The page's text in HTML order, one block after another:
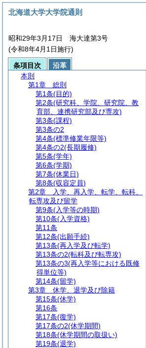
北海道大学大学院通則
昭和29年3月17日 海大達第3号
(令和8年4月1日施行)
条項目次
沿革
本則
第1章
総則
第1条(目的)
第2条(研究科、学院、研究院、教
育部、連携研究部及び専攻)
第3条(課程)
第3条の2
第4条(標準修業年限等)
第4条の2(長期履修)
第5条(学年)
第6条(学期)
第7条(休業日)
第8条(収容定員)
第2章
入学、再入学、転学、転科、
転専攻及び留学
第9条(入学等の時期)
第10条(入学資格)
第11条
第12条(出願手続)
第13条(再入学及び転学)
第13条の2(転科及び転専攻)
第13条の3(再入学等における既修
得単位等)
第14条(留学)
第3章
休学、退学及び除籍
第15条(休学)
第16条
第17条(復学)
第17条の2(休学期間)
第18条(休学期間の取扱い)
第19条(退学)